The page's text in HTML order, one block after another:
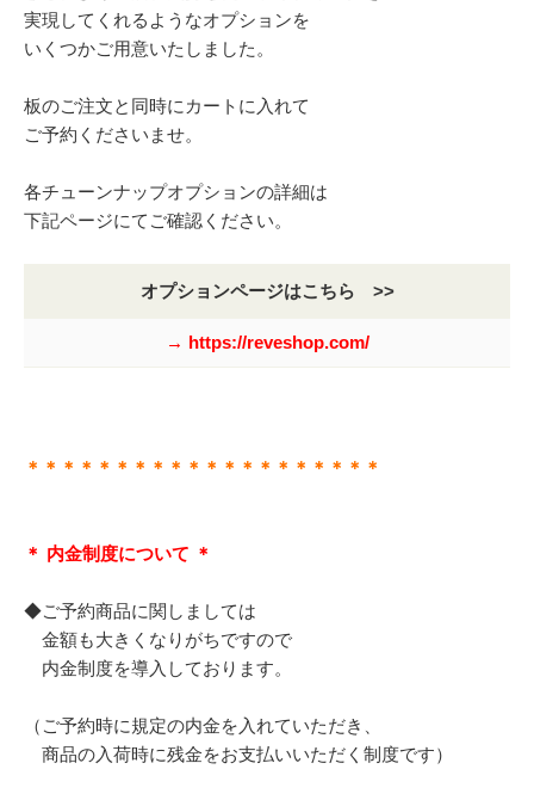
実現してくれるようなオプションを
いくつかご用意いたしました。
板のご注文と同時にカートに入れて
ご予約くださいませ。
各チューンナップオプションの詳細は
下記ページにてご確認ください。
オプションページはこちら >>
→ https://reveshop.com/
＊＊＊＊＊＊＊＊＊＊＊＊＊＊＊＊＊＊＊＊
＊ 内金制度について ＊
◆ご予約商品に関しましては
金額も大きくなりがちですので
内金制度を導入しております。
（ご予約時に規定の内金を入れていただき、
商品の入荷時に残金をお支払いいただく制度です）